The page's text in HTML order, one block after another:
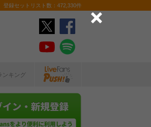
録セットリスト数：472,330件
ランキング